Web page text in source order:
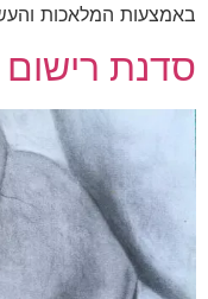
באמצעות המלאכות
סדנת